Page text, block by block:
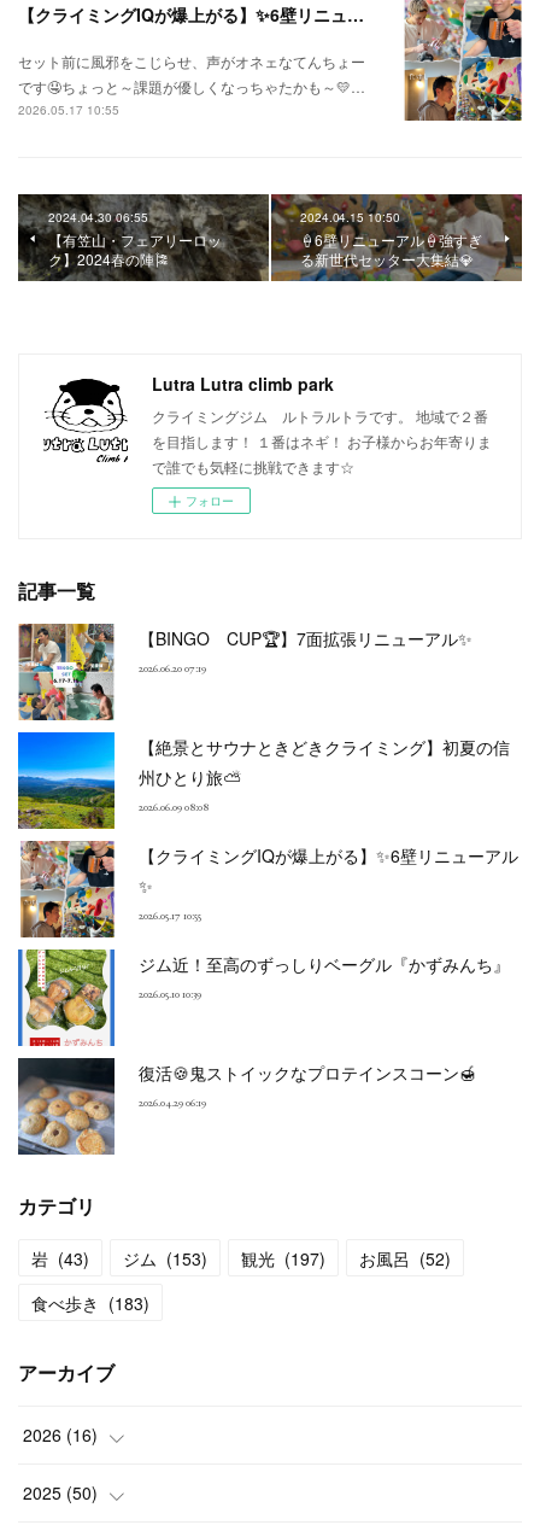
【クライミングIQが爆上がる】✨6壁リニューアル✨
セット前に風邪をこじらせ、声がオネェなてんちょー
です🤤ちょっと～課題が優しくなっちゃたかも～💛…
2026.05.17 10:55
2024.04.30 06:55
【有笠山・フェアリーロッ
ク】2024春の陣🎏
2024.04.15 10:50
🍦6壁リニューアル🍦強すぎ
る新世代セッター大集結💎
Lutra Lutra climb park
クライミングジム ルトラルトラです。 地域で２番
を目指します！ １番はネギ！ お子様からお年寄りま
で誰でも気軽に挑戦できます☆
フォロー
記事一覧
【BINGO CUP🏆】7面拡張リニューアル✨
2026.06.20 07:19
【絶景とサウナときどきクライミング】初夏の信
州ひとり旅⛅
2026.06.09 08:08
【クライミングIQが爆上がる】✨6壁リニューアル
✨
2026.05.17 10:55
ジム近！至高のずっしりベーグル『かずみんち』
2026.05.10 10:39
復活🍪鬼ストイックなプロテインスコーン🍯
2026.04.29 06:19
カテゴリ
岩 (43) ジム (153) 観光 (197) お風呂 (52)
食べ歩き (183)
アーカイブ
2026 (16)
(2)
2025 (50)